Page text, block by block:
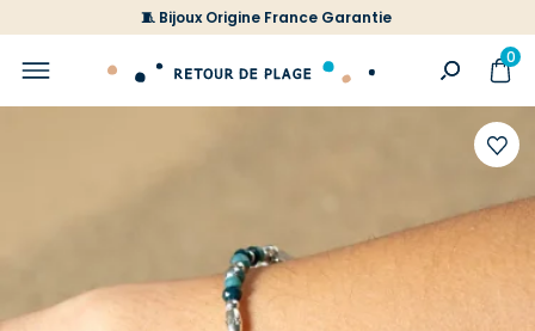
🧵 Bijoux Origine France Garantie
0
à
votre
liste